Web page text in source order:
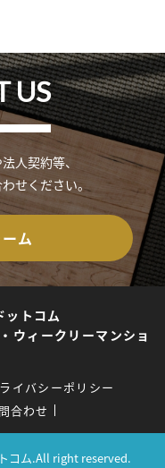
US
人契約等、
せください。
ム
ットコム
ウィークリーマンショ
イバシーポリシー
合わせ
コム.All right reserved.